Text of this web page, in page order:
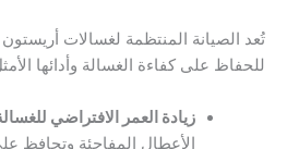
تُعد الصيانة المنتظمة لغسالات
للحفاظ على كفاءة الغسالة وأدائها
زيادة العمر الافتراضي
الأعطال المفاجئة وتحافظ